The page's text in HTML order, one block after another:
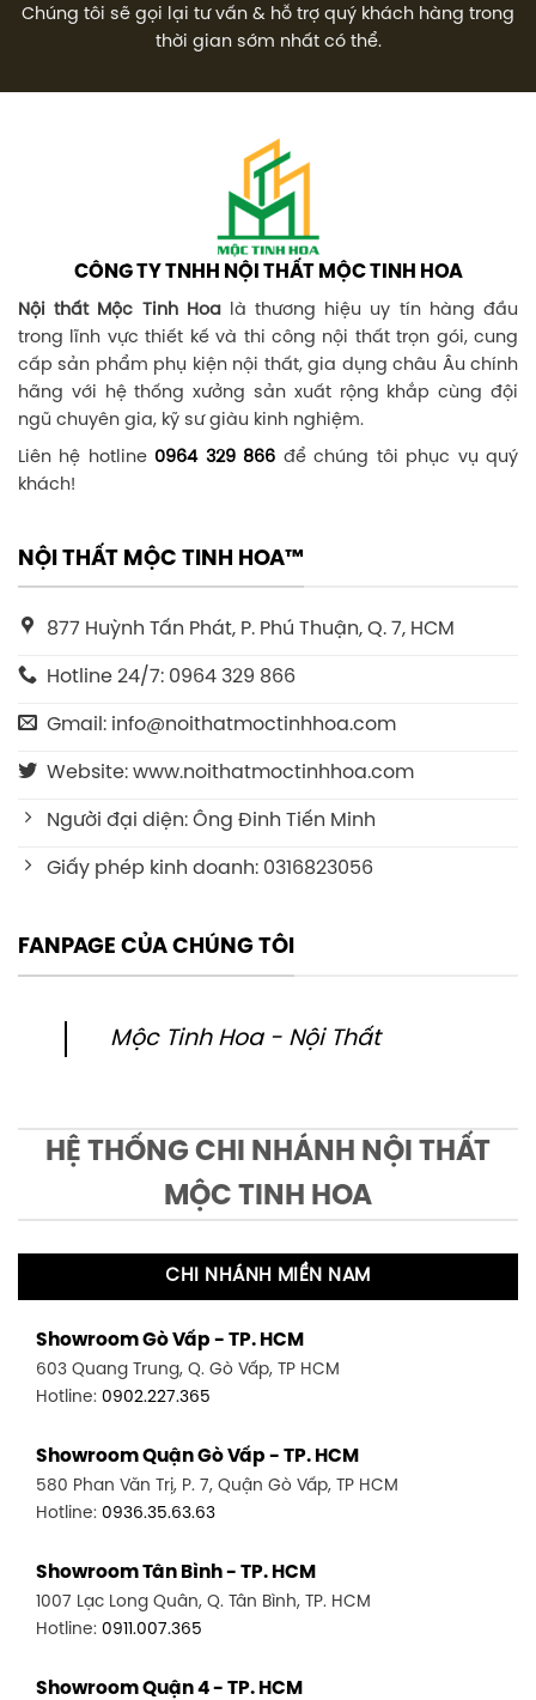
Chúng tôi sẽ gọi lại tư vấn & hỗ trợ quý khách hàng trong
thời gian sớm nhất có thể.
CÔNG TY TNHH NỘI THẤT MỘC TINH HOA
Nội thất Mộc Tinh Hoalà thương hiệu uy tín hàng đầu
trong lĩnh vực thiết kế và thi công nội thất trọn gói, cung
cấp sản phẩm phụ kiện nội thất, gia dụng châu Âu chính
hãng với hệ thống xưởng sản xuất rộng khắp cùng đội
ngũ chuyên gia, kỹ sư giàu kinh nghiệm.
Liên hệ hotline 0964 329 866 để chúng tôi phục vụ quý
khách!
NỘI THẤT MỘC TINH HOA™
877 Huỳnh Tấn Phát, P. Phú Thuận, Q. 7, HCM
Hotline 24/7: 0964 329 866
Gmail: info@noithatmoctinhhoa.com
Website: www.noithatmoctinhhoa.com
Người đại diện: Ông Đinh Tiến Minh
Giấy phép kinh doanh: 0316823056
FANPAGE CỦA CHÚNG TÔI
Mộc Tinh Hoa - Nội Thất
HỆ THỐNG CHI NHÁNH NỘI THẤT
MỘC TINH HOA
CHI NHÁNH MIỀN NAM
Showroom Gò Vấp - TP. HCM
603 Quang Trung, Q. Gò Vấp, TP HCM
Hotline: 0902.227.365
Showroom Quận Gò Vấp - TP. HCM
580 Phan Văn Trị, P. 7, Quận Gò Vấp, TP HCM
Hotline: 0936.35.63.63
Showroom Tân Bình - TP. HCM
1007 Lạc Long Quân, Q. Tân Bình, TP. HCM
Hotline: 0911.007.365
Showroom Quận 4 - TP. HCM